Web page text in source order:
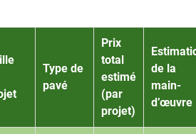
Type de
pavé
Prix
total
estimé
(par
projet)
de la
main-
d’œuvre